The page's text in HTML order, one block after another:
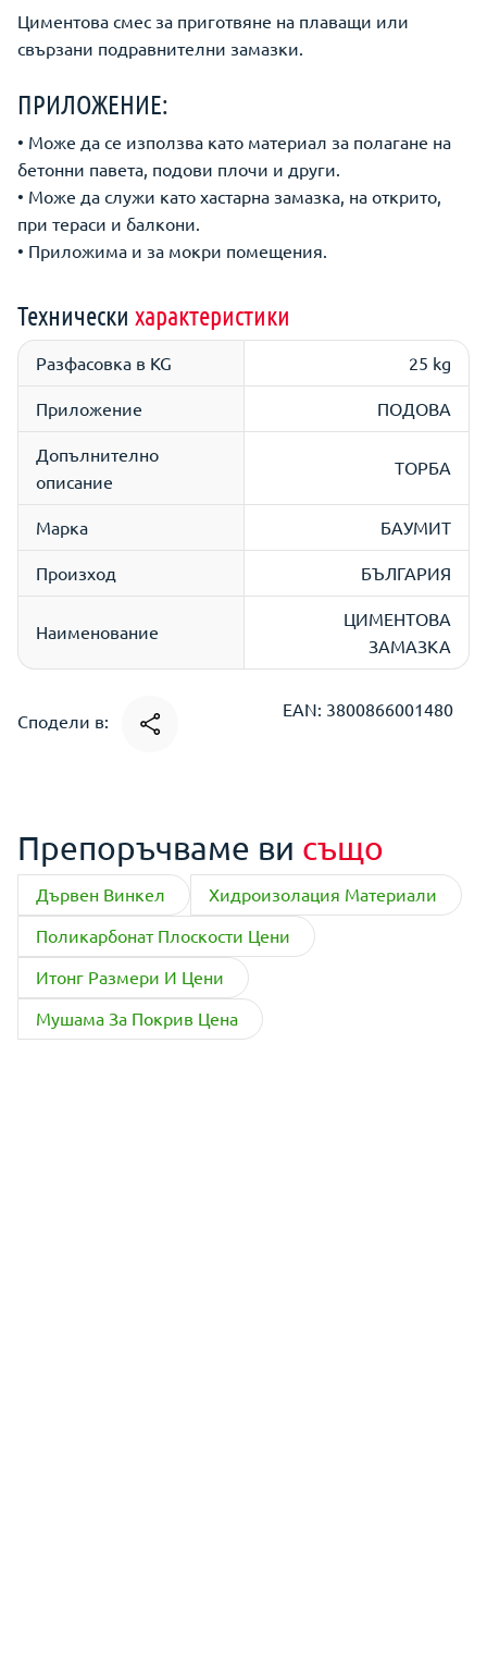
Циментова смес за приготвяне на плаващи или
свързани подравнителни замазки.
ПРИЛОЖЕНИЕ:
• Може да се използва като материал за полагане на
бетонни павета, подови плочи и други.
• Може да служи като хастарна замазка, на открито,
при тераси и балкони.
• Приложима и за мокри помещения.
Технически характеристики
Разфасовка в KG 25 kg
Приложение ПОДОВА
Допълнително
описание
ТОРБА
Марка БАУМИТ
Произход БЪЛГАРИЯ
Наименование
ЦИМЕНТОВА
ЗАМАЗКА
Сподели в:
EAN: 3800866001480
Препоръчваме ви също
Дървен Винкел
Хидроизолация Материали
Поликарбонат Плоскости Цени
Итонг Размери И Цени
Мушама За Покрив Цена